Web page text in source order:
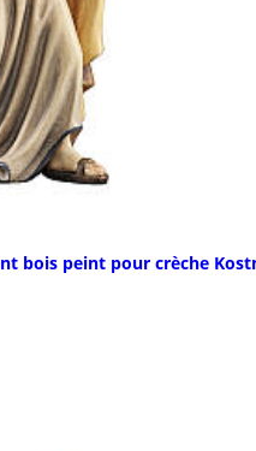
bois peint pour crèche